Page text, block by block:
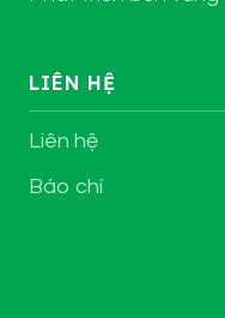
LIÊN HỆ
Liên hệ
Báo chí